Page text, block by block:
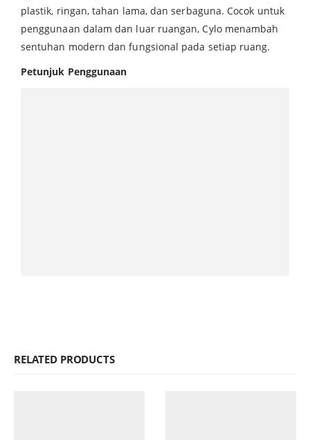
plastik, ringan, tahan lama, dan serbaguna. Cocok untuk
penggunaan dalam dan luar ruangan, Cylo menambah
sentuhan modern dan fungsional pada setiap ruang.
Petunjuk Penggunaan
RELATED PRODUCTS